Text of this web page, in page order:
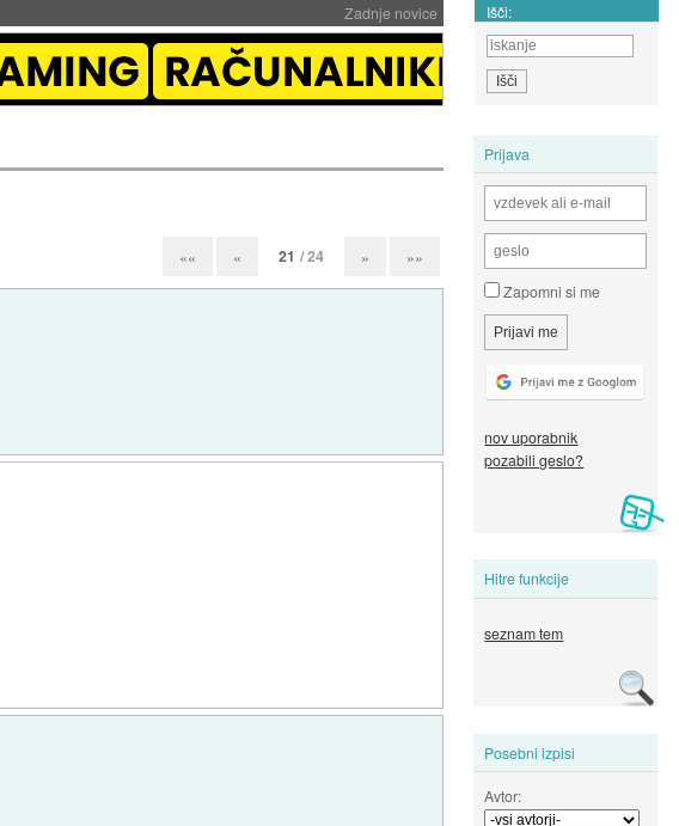
Zadnje novice Išči:
Prijava
Zapomni si me
nov uporabnik
pozabili geslo?
Hitre funkcije
seznam tem
Posebni izpisi
Avtor:
«« « 21 / 24 » »»